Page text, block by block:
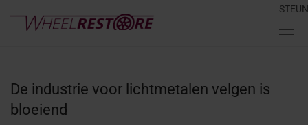
STEUN
De industrie voor lichtmetalen velgen is
bloeiend